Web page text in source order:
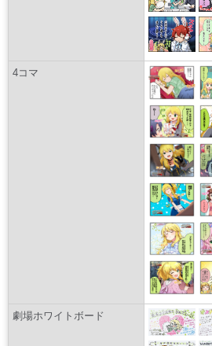
4コマ
劇場ホワイトボード